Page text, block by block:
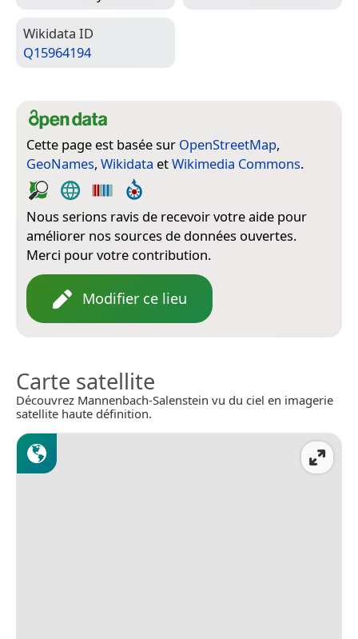
Wiki­data ID
Q15964194
Cette page est basée sur OpenStreetMap,
GeoNames, Wikidata etWikimedia Commons.
Nous serions ravis de recevoir votre aide pour
améliorer nos sources de données ouvertes.
Merci pour votre contribution.
Modifier ce lieu
Carte satellite
Découvrez Mannenbach-Salenstein vu du ciel en imagerie
satellite haute définition.